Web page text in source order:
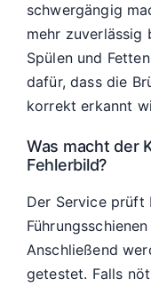
schwergängig
mehr zuverlässig
Spülen und
dafür, dass die
korrekt erkannt
Was macht der
Fehlerbild?
Der Service prüft
Anschließend
getestet. Falls